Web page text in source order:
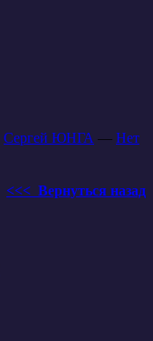
Сергей ЮНГА — Нет
<<< Вернуться назад